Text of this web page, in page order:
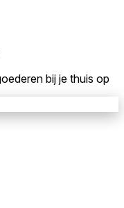
bij je thuis op